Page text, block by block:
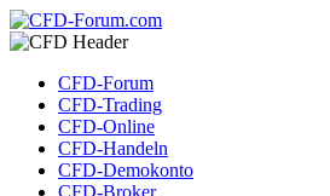
CFD-Forum
CFD-Trading
CFD-Online
CFD-Handeln
CFD-Demokonto
CFD-Broker